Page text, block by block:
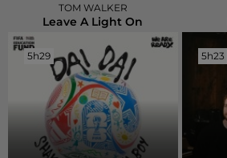
TOM WALKER
Leave A Light On
5h29
5h29 5h23
5h23